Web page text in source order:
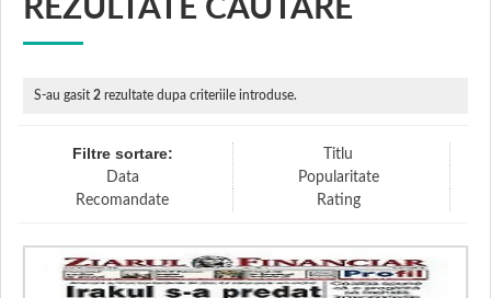
REZULTATE CAUTARE
S-au gasit 2 rezultate dupa criteriile introduse.
Filtre sortare:
Titlu
Data
Popularitate
Recomandate
Rating